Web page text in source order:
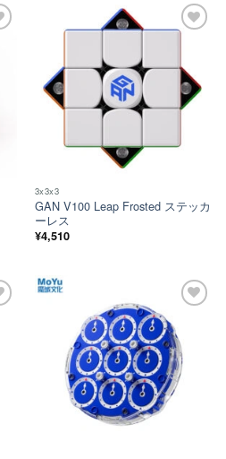
3x3x3
GAN V100 Leap Frosted ステッカ
ーレス
¥4,510